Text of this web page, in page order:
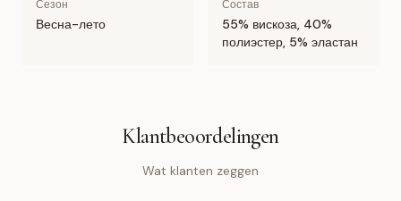
Сезон
Весна-лето
Состав
55% вискоза, 40%
полиэстер, 5% эластан
Klantbeoordelingen
Wat klanten zeggen